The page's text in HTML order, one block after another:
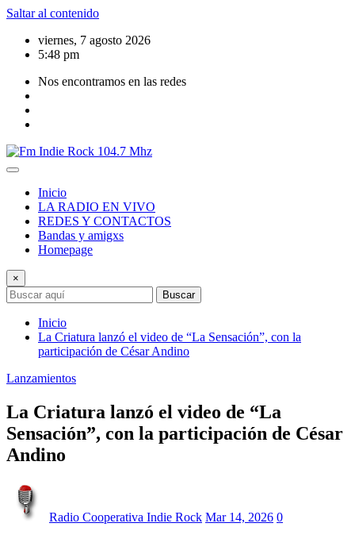
Saltar al contenido
viernes, 7 agosto 2026
5:48 pm
Nos encontramos en las redes
Inicio
LA RADIO EN VIVO
REDES Y CONTACTOS
Bandas y amigxs
Homepage
×
Buscar
Inicio
La Criatura lanzó el video de “La Sensación”, con la
participación de César Andino
Lanzamientos
La Criatura lanzó el video de “La
Sensación”, con la participación de César
Andino
Radio Cooperativa Indie Rock Mar 14, 2026 0